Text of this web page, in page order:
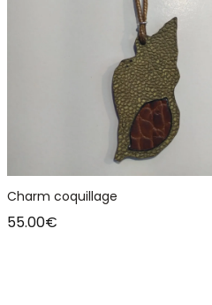
Charm coquillage
55.00€